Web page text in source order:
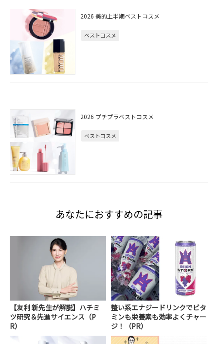
2026 美的上半期ベストコスメ
ベストコスメ
2026 プチプラベストコスメ
ベストコスメ
あなたにおすすめの記事
【友利 新先生が解説】ハチミ
ツ研究＆先進サイエンス（P
R）
整い系エナジードリンクでビタ
ミンも栄養素も効率よくチャー
ジ！（PR）